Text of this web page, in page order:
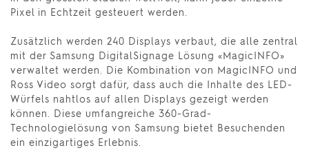
Pixel in Echtzeit gesteuert werden.
Zusätzlich werden 240 Displays verbaut, die alle zentral
mit der Samsung DigitalSignage Lösung «MagicINFO»
verwaltet werden. Die Kombination von MagicINFO und
Ross Video sorgt dafür, dass auch die Inhalte des LED-
Würfels nahtlos auf allen Displays gezeigt werden
können. Diese umfangreiche 360-Grad-
Technologielösung von Samsung bietet Besuchenden
ein einzigartiges Erlebnis.